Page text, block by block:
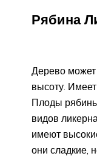
Рябина
Дерево может
высоту.
Плоды
видов
имеют
они сладкие,